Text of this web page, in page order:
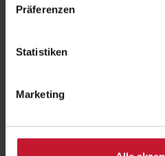
Präferenzen
Statistiken
Marketing
Genau hier können die
Ernährungsspezialisten qualifiziert,
vermitteln können.